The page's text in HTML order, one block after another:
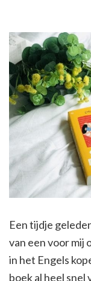
Een tijdje
van een voor mij
in het Engels
boek al heel